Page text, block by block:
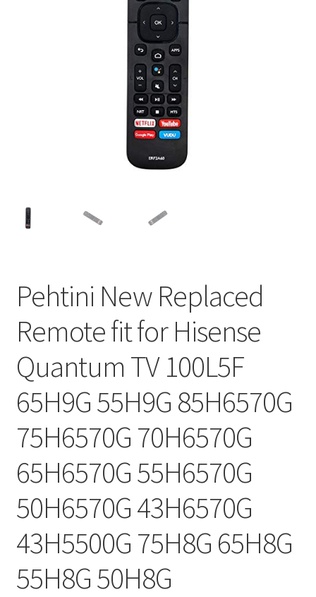
Pehtini New Replaced
Remote fit for Hisense
Quantum TV 100L5F
65H9G 55H9G 85H6570G
75H6570G 70H6570G
65H6570G 55H6570G
50H6570G 43H6570G
43H5500G 75H8G 65H8G
55H8G 50H8G